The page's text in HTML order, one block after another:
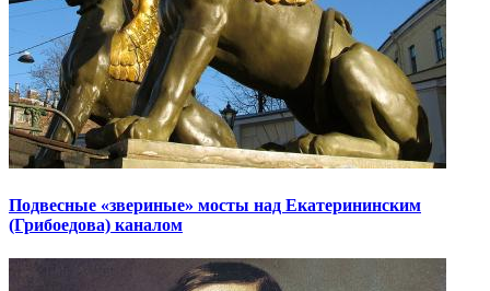
Подвесные «звериные» мосты над Екатерининским
(Грибоедова) каналом